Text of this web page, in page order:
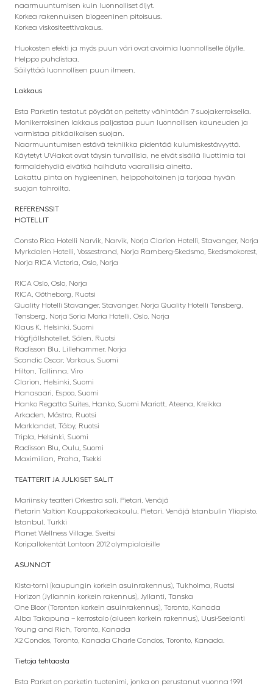
naarmuuntumisen kuin luonnolliset öljyt.
Korkea rakennuksen biogeeninen pitoisuus.
Korkea viskositeettivakaus.
Huokosten efekti ja myös puun väri ovat avoimia luonnolliselle öljylle.
Helppo puhdistaa.
Säilyttää luonnollisen puun ilmeen.
Lakkaus
Esta Parketin testatut pöydät on peitetty vähintään 7 suojakerroksella.
Monikerroksinen lakkaus paljastaa puun luonnollisen kauneuden ja
varmistaa pitkäaikaisen suojan.
Naarmuuntumisen estävä tekniikka pidentää kulumiskestävyyttä.
Käytetyt UV-lakat ovat täysin turvallisia, ne eivät sisällä liuottimia tai
formaldehydiä eivätkä haihduta vaarallisia aineita.
Lakattu pinta on hygieeninen, helppohoitoinen ja tarjoaa hyvän
suojan tahroilta.
REFERENSSIT
HOTELLIT
Consto Rica Hotelli Narvik, Narvik, Norja Clarion Hotelli, Stavanger, Norja
Myrkdalen Hotelli, Vossestrand, Norja Ramberg-Skedsmo, Skedsmokorest,
Norja RICA Victoria, Oslo, Norja
RICA Oslo, Oslo, Norja
RICA, Götheborg, Ruotsi
Quality Hotelli Stavanger, Stavanger, Norja Quality Hotelli Tønsberg,
Tønsberg, Norja Soria Moria Hotelli, Oslo, Norja
Klaus K, Helsinki, Suomi
Högfjällshotellet, Sälen, Ruotsi
Radisson Blu, Lillehammer, Norja
Scandic Oscar, Varkaus, Suomi
Hilton, Tallinna, Viro
Clarion, Helsinki, Suomi
Hanasaari, Espoo, Suomi
Hanko Regatta Suites, Hanko, Suomi Mariott, Ateena, Kreikka
Arkaden, Mästra, Ruotsi
Marklandet, Täby, Ruotsi
Tripla, Helsinki, Suomi
Radisson Blu, Oulu, Suomi
Maximilian, Praha, Tsekki
TEATTERIT JA JULKISET SALIT
Mariinsky teatteri Orkestra sali, Pietari, Venäjä
Pietarin Valtion Kauppakorkeakoulu, Pietari, Venäjä Istanbulin Yliopisto,
Istanbul, Turkki
Planet Wellness Village, Sveitsi
Koripallokentät Lontoon 2012 olympialaisille
ASUNNOT
Kista-torni (kaupungin korkein asuinrakennus), Tukholma, Ruotsi
Horizon (Jyllannin korkein rakennus), Jyllanti, Tanska
One Bloor (Toronton korkein asuinrakennus), Toronto, Kanada
Alba Takapuna – kerrostalo (alueen korkein rakennus), Uusi-Seelanti
Young and Rich, Toronto, Kanada
X2 Condos, Toronto, Kanada Charle Condos, Toronto, Kanada.
Tietoja tehtaasta
Esta Parket on parketin tuotenimi, jonka on perustanut vuonna 1991